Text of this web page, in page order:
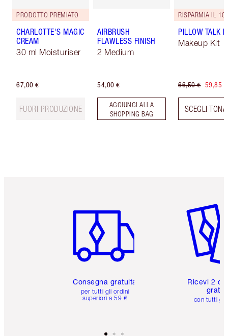
PRODOTTO PREMIATO
CHARLOTTE'S MAGIC
CREAM
30 ml Moisturiser
67,00 €
FUORI PRODUZIONE
AIRBRUSH
FLAWLESS FINISH
2 Medium
54,00 €
AGGIUNGI ALLA
SHOPPING BAG
RISPARMIA IL
PILLOW TALK
Makeup Kit
66,50 € 59,85 €
SCEGLI
Consegna gratuita
per tutti gli ordini
superiori a 59 €
Ricevi 2
con tutti gli